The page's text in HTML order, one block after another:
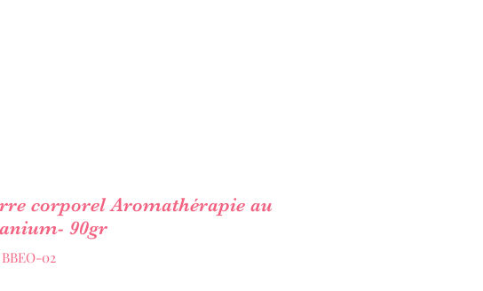
corporel Aromathérapie au
90gr
02